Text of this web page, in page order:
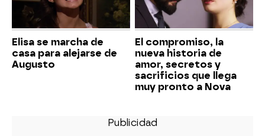
Elisa se marcha de
casa para alejarse de
Augusto
El compromiso, la
nueva historia de
amor, secretos y
sacrificios que llega
muy pronto a Nova